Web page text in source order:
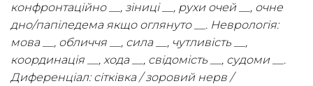
конфронтаційно __, зіниці __, рухи очей __, очне
дно/папіледема якщо оглянуто __. Неврологія:
мова __, обличчя __, сила __, чутливість __,
координація __, хода __, свідомість __, судоми __.
Диференціал: сітківка / зоровий нерв /